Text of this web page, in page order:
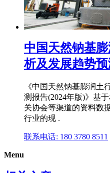
中国天然钠基
析及发展趋势
《中国天然钠基膨润土
测报告(2024年版)》基
关协会等渠道的资料数
行业的现 .
联系电话: 180 3780 8511
Menu